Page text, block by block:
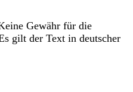
Gewähr für die
gilt der Text in deutscher